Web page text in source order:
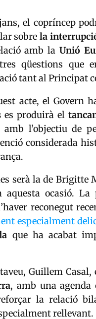
el copríncep
sobrela
amb laUnió
qüestions que
tant al Principat
acte, el Govern
es produirà el
amb l’objectiu de
considerada
serà la de Brigitte
aquesta ocasió. La
reconegut
especialment
que ha acabat
Guillem Casal,
, amb una agenda
la relació
rellevant.